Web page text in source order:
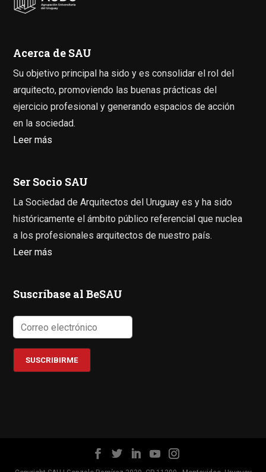
Acerca de SAU
Su objetivo principal ha sido y es consolidar el rol del
arquitecto, promoviendo las buenas prácticas del
ejercicio profesional y generando espacios de acción
en la sociedad.
Leer más
Ser Socio SAU
La Sociedad de Arquitectos del Uruguay es y ha sido
históricamente el ámbito público referencial que nuclea
a los profesionales arquitectos de nuestro país.
Leer más
Suscríbase al BeSAU